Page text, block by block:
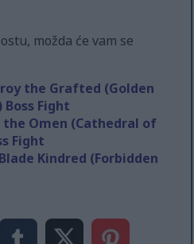
možda će vam se
the Grafted (Golden
Boss Fight
the Omen (Cathedral of
Fight
Kindred (Forbidden